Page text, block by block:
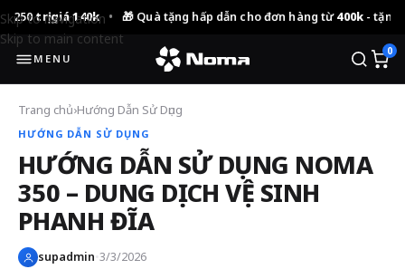
trị giá 140k • 🎁 Quà tặng hấp dẫn cho đơn hàng từ400k- tặng 01
MENU
0
Trang chủ›Hướng Dẫn Sử Dụng
HƯỚNG DẪN SỬ DỤNG
HƯỚNG DẪN SỬ DỤNG NOMA
350 – DUNG DỊCH VỆ SINH
PHANH ĐĨA
supadmin 3/3/2026
Skip to navigation
Skip to main content